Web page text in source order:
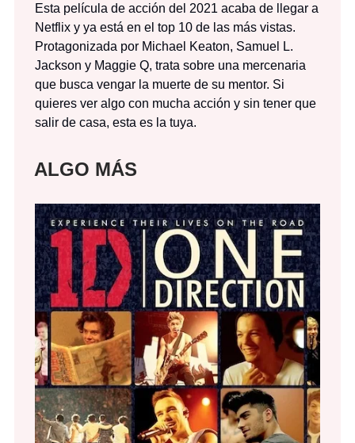
Esta película de acción del 2021 acaba de llegar a
Netflix y ya está en el top 10 de las más vistas.
Protagonizada por Michael Keaton, Samuel L.
Jackson y Maggie Q, trata sobre una mercenaria
que busca vengar la muerte de su mentor. Si
quieres ver algo con mucha acción y sin tener que
salir de casa, esta es la tuya.
ALGO MÁS